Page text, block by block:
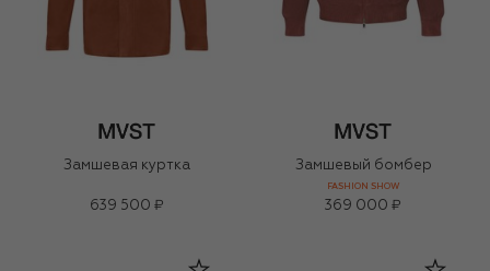
Замшевая куртка
639 500 ₽
Замшевый бомбер
FASHION SHOW
369 000 ₽